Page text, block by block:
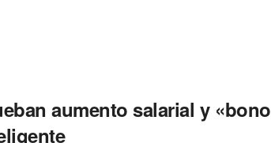
aumento salarial y «bono